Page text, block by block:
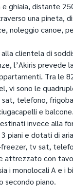
e ghiaia, distante
una pineta,
noleggio canoe,
clientela di
l’Akiris prevede
Tra le
vi sono le
telefono,
e
invece alla
piani e dotati di
tv sat,
attrezzato con
i monolocali A e i
secondo piano.